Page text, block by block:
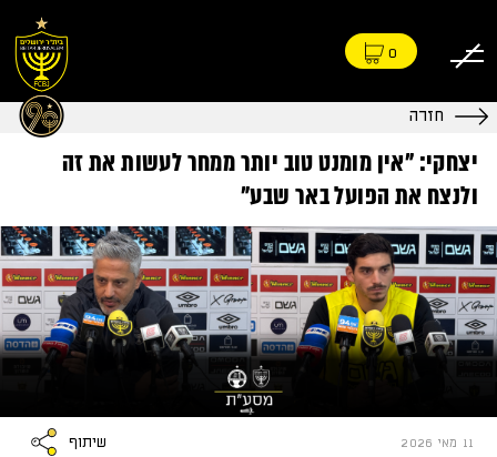
0
חזרה
יצחקי: "אין מומנט טוב יותר ממחר לעשות את זה
ולנצח את הפועל באר שבע"
11 מאי 2026 שיתוף